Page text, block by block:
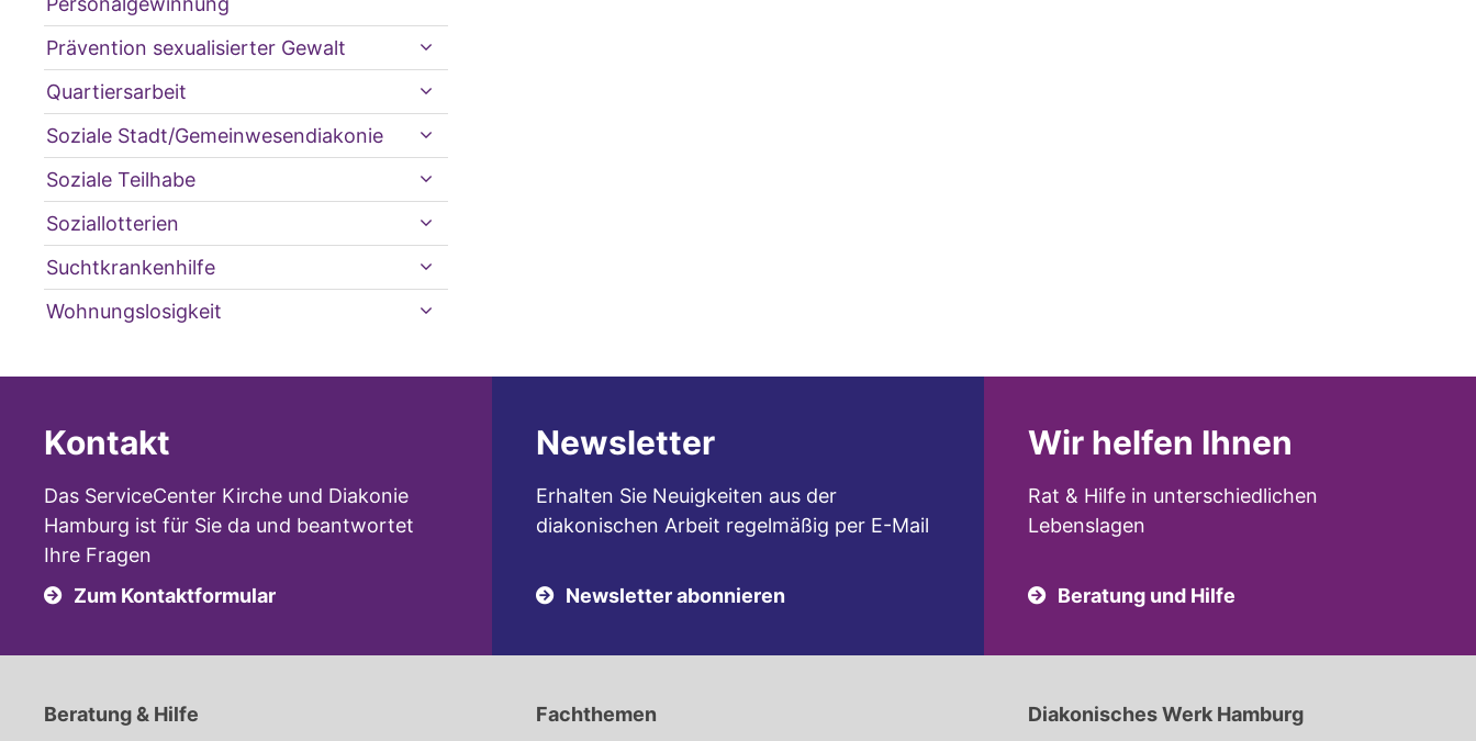
Prävention sexualisierter Gewalt
Quartiersarbeit
Soziale Stadt/Gemeinwesendiakonie
Soziale Teilhabe
Soziallotterien
Suchtkrankenhilfe
Wohnungslosigkeit
Kontakt
Das ServiceCenter Kirche und Diakonie
Hamburg ist für Sie da und beantwortet
Ihre Fragen
Zum Kontaktformular
Newsletter
Erhalten Sie Neuigkeiten aus der
diakonischen Arbeit regelmäßig per E-Mail
Newsletter abonnieren
Wir helfen Ihnen
Rat & Hilfe in unterschiedlichen
Lebenslagen
Beratung und Hilfe
Beratung & Hilfe
Fachthemen
Diakonisches Werk Hamburg